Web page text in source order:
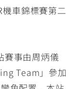
機車錦標賽第二
賽事由周炳儀
Team」參加